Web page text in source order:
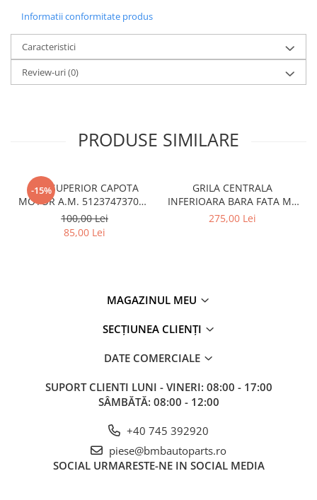
Informatii conformitate produs
Caracteristici
Review-uri(0)
PRODUSE SIMILARE
-15%
CUI SUPERIOR CAPOTA
MOTOR A.M. 51237473707 -
BMW SERIES 3 (G20/G21)
100,00 Lei
85,00 Lei
GRILA CENTRALA
INFERIOARA BARA FATA M -
MODEL CU ACC - O.E.
275,00 Lei
MAGAZINUL MEU
SECȚIUNEA CLIENȚI
DATE COMERCIALE
SUPORT CLIENTI LUNI - VINERI: 08:00 - 17:00
SÂMBĂTĂ: 08:00 - 12:00
+40 745 392920
piese@bmbautoparts.ro
SOCIAL URMARESTE-NE IN SOCIAL MEDIA